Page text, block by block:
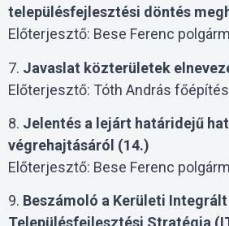
településfejlesztési döntés
Előterjesztő: Bese Ferenc
7. Javaslat közterületek
Előterjesztő: Tóth András
8. Jelentés a lejárt határidejű
végrehajtásáról (14.)
Előterjesztő: Bese Ferenc
9. Beszámoló a Kerületi Integrált